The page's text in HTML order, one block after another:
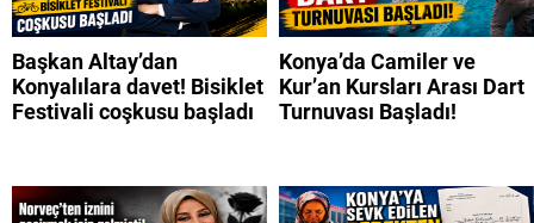
Başkan Altay’dan
Konyalılara davet! Bisiklet
Festivali coşkusu başladı
Konya’da Camiler ve
Kur’an Kursları Arası Dart
Turnuvası Başladı!